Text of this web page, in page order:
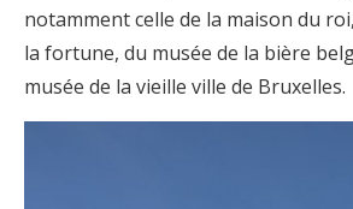
notamment celle de la maison du
la fortune, du musée de la bière
musée de la vieille ville de Bruxelles.